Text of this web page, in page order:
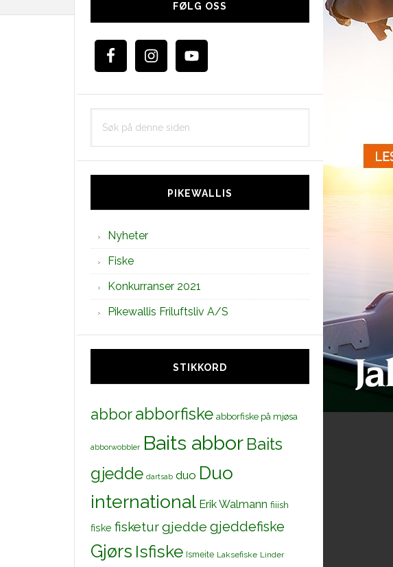
FØLG OSS
PIKEWALLIS
Nyheter
Fiske
Konkurranser 2021
Pikewallis Friluftsliv A/S
STIKKORD
abborabborfiske abborfiske på mjøsa
abborwobbler Baits abbor Baits
gjedde dartsab duo Duo
international Erik Walmann fiiish
fiske fisketurgjedde gjeddefiske
Gjørs Isfiske Ismeite Laksefiske Linder